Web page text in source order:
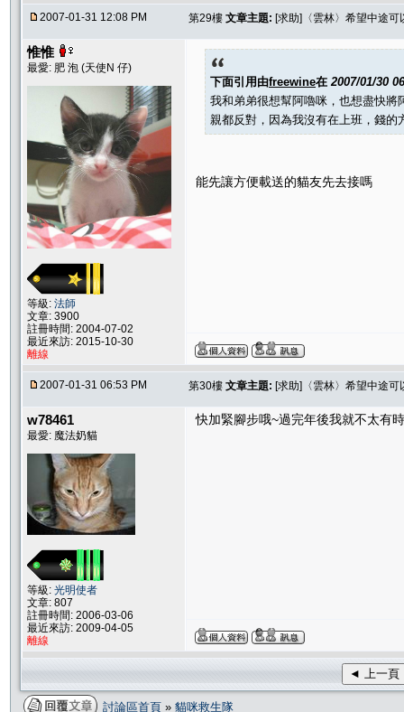
2007-01-31 12:08 PM 第29樓 文章主題: [求助]〈雲林〉希望中途
惟惟
最愛: 肥 泡 (天使N 仔)
等級: 法師
文章: 3900
註冊時間: 2004-07-02
最近來訪: 2015-10-30
離線
下面引用由freewine在 2007/01/30
我和弟弟很想幫阿嚕咪，也想盡快
親都反對，因為我沒有在上班，錢
能先讓方便載送的貓友先去接嗎
2007-01-31 06:53 PM 第30樓 文章主題: [求助]〈雲林〉希望中途
w78461
最愛: 魔法奶貓
等級: 光明使者
文章: 807
註冊時間: 2006-03-06
最近來訪: 2009-04-05
離線
快加緊腳步哦~過完年後我就不太有
◄ 上一頁
討論區首頁 » 貓咪救生隊